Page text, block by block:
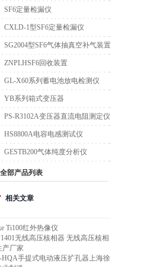
SF6定量检漏仪
CXLD-1型SF6定量检漏仪
SG2004型SF6气体抽真空补气装置
ZNPLHSF6回收装置
GL-X60系列蓄电池放电检测仪
YB系列箱式变压器
PS-R3102A变压器直流电阻测定仪
HS8800A电容电感测试仪
GESTB200气体纯度分析仪
全部产品列表
相关文章
Ti100红外热像仪
无线高压核相器 无线高压核相
产厂家
HQA手提式电动液压扩孔器上海徐